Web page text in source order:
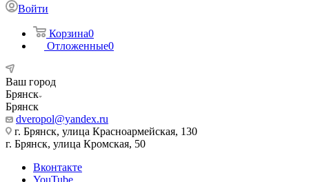
Войти
Корзина0
Отложенные0
Ваш город
Брянск
Брянск
dveropol@yandex.ru
г. Брянск, улица Красноармейская, 130
г. Брянск, улица Кромская, 50
Вконтакте
YouTube